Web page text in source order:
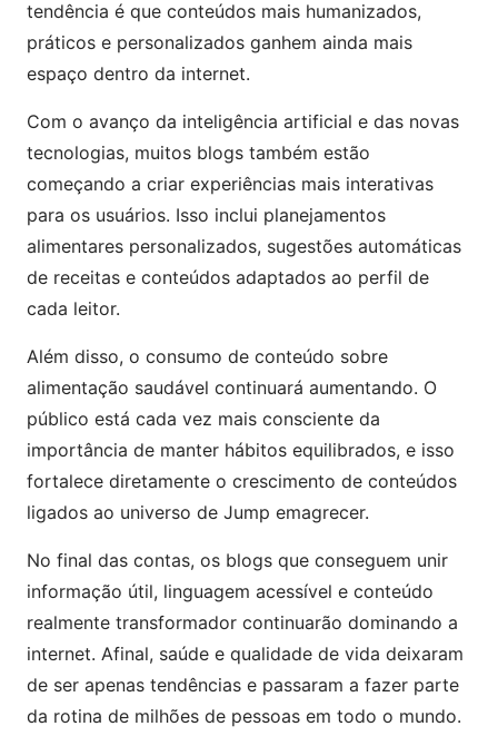
tendência é que conteúdos mais humanizados,
práticos e personalizados ganhem ainda mais
espaço dentro da internet.
Com o avanço da inteligência artificial e das novas
tecnologias, muitos blogs também estão
começando a criar experiências mais interativas
para os usuários. Isso inclui planejamentos
alimentares personalizados, sugestões automáticas
de receitas e conteúdos adaptados ao perfil de
cada leitor.
Além disso, o consumo de conteúdo sobre
alimentação saudável continuará aumentando. O
público está cada vez mais consciente da
importância de manter hábitos equilibrados, e isso
fortalece diretamente o crescimento de conteúdos
ligados ao universo de Jump emagrecer.
No final das contas, os blogs que conseguem unir
informação útil, linguagem acessível e conteúdo
realmente transformador continuarão dominando a
internet. Afinal, saúde e qualidade de vida deixaram
de ser apenas tendências e passaram a fazer parte
da rotina de milhões de pessoas em todo o mundo.